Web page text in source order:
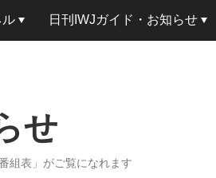
ル 日刊IWJガイド・お知らせ
せ
組表」がご覧になれます